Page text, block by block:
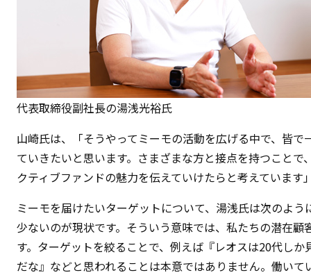
代表取締役副社長の湯浅光裕氏
山崎氏は、「そうやってミーモの活動を広げる中で、皆
ていきたいと思います。さまざまな方と接点を持つこと
クティブファンドの魅力を伝えていけたらと考えています
ミーモを届けたいターゲットについて、湯浅氏は次のよ
少ないのが現状です。そういう意味では、私たちの潜在
す。ターゲットを絞ることで、例えば『レオスは20代し
だな』などと思われることは本意ではありません。働い